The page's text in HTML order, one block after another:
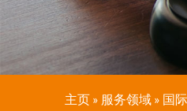
主页 » 服务领域 » 国